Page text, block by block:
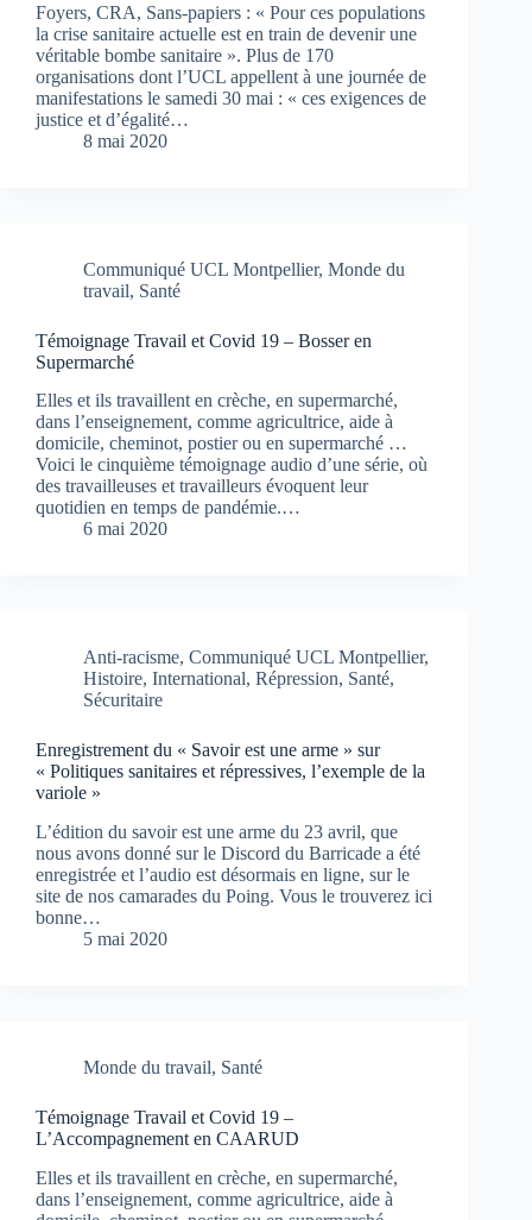
Foyers, CRA, Sans-papiers : « Pour ces populations
la crise sanitaire actuelle est en train de devenir une
véritable bombe sanitaire ». Plus de 170
organisations dont l’UCL appellent à une journée de
manifestations le samedi 30 mai : « ces exigences de
justice et d’égalité…
8 mai 2020
Communiqué UCL Montpellier, Monde du
travail, Santé
Témoignage Travail et Covid 19 – Bosser en
Supermarché
Elles et ils travaillent en crèche, en supermarché,
dans l’enseignement, comme agricultrice, aide à
domicile, cheminot, postier ou en supermarché …
Voici le cinquième témoignage audio d’une série, où
des travailleuses et travailleurs évoquent leur
quotidien en temps de pandémie.…
6 mai 2020
Anti-racisme, Communiqué UCL Montpellier,
Histoire, International, Répression, Santé,
Sécuritaire
Enregistrement du « Savoir est une arme » sur
« Politiques sanitaires et répressives, l’exemple de la
variole »
L’édition du savoir est une arme du 23 avril, que
nous avons donné sur le Discord du Barricade a été
enregistrée et l’audio est désormais en ligne, sur le
site de nos camarades du Poing. Vous le trouverez ici
bonne…
5 mai 2020
Monde du travail, Santé
Témoignage Travail et Covid 19 –
L’Accompagnement en CAARUD
Elles et ils travaillent en crèche, en supermarché,
dans l’enseignement, comme agricultrice, aide à